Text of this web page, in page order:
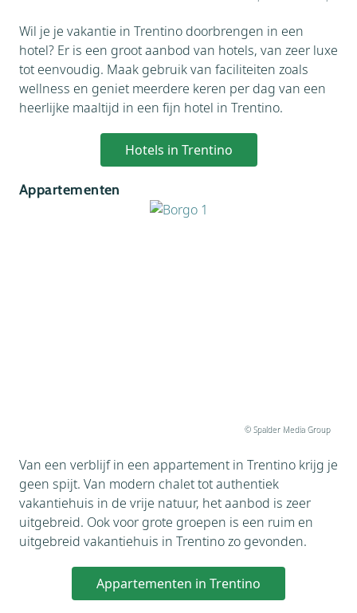
Wil je je vakantie in Trentino doorbrengen in een
hotel? Er is een groot aanbod van hotels, van zeer luxe
tot eenvoudig. Maak gebruik van faciliteiten zoals
wellness en geniet meerdere keren per dag van een
heerlijke maaltijd in een fijn hotel in Trentino.
Hotels in Trentino
Appartementen
© Spalder Media Group
Van een verblijf in een appartement in Trentino krijg je
geen spijt. Van modern chalet tot authentiek
vakantiehuis in de vrije natuur, het aanbod is zeer
uitgebreid. Ook voor grote groepen is een ruim en
uitgebreid vakantiehuis in Trentino zo gevonden.
Appartementen in Trentino